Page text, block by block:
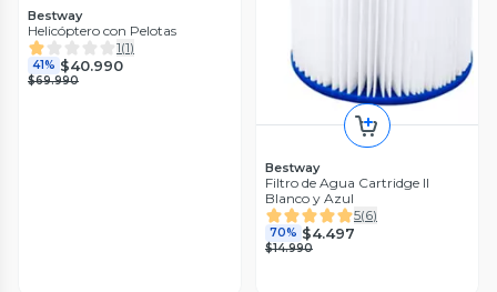
Bestway
Helicóptero con Pelotas
1(1)
41% $40.990
$69.990
Bestway
Filtro de Agua Cartridge II
Blanco y Azul
5(6)
70% $4.497
$14.990